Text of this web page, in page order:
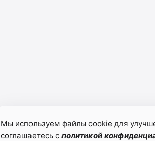
Мы используем файлы cookie для
соглашаетесь сполитикой